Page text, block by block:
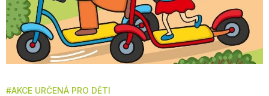
AKCE URČENÁ PRO DĚTI